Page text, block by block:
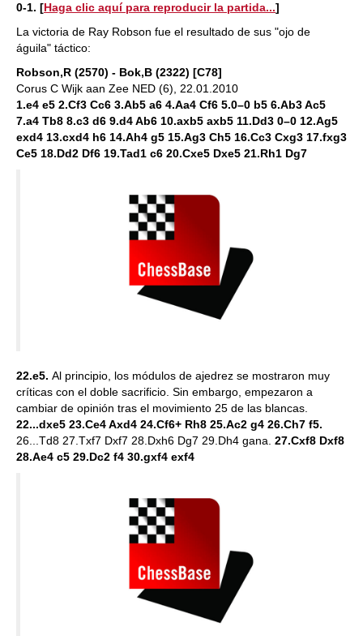
0-1. [Haga clic aquí para reproducir la partida...]
La victoria de Ray Robson fue el resultado de sus "ojo de
águila" táctico:
Robson,R (2570) - Bok,B (2322) [C78]
Corus C Wijk aan Zee NED (6), 22.01.2010
1.e4 e5 2.Cf3 Cc6 3.Ab5 a6 4.Aa4 Cf6 5.0–0 b5 6.Ab3 Ac5
7.a4 Tb8 8.c3 d6 9.d4 Ab6 10.axb5 axb5 11.Dd3 0–0 12.Ag5
exd4 13.cxd4 h6 14.Ah4 g5 15.Ag3 Ch5 16.Cc3 Cxg3 17.fxg3
Ce5 18.Dd2 Df6 19.Tad1 c6 20.Cxe5 Dxe5 21.Rh1 Dg7
22.e5. Al principio, los módulos de ajedrez se mostraron muy
críticas con el doble sacrificio. Sin embargo, empezaron a
cambiar de opinión tras el movimiento 25 de las blancas.
22...dxe5 23.Ce4 Axd4 24.Cf6+ Rh8 25.Ac2 g4 26.Ch7 f5.
26...Td8 27.Txf7 Dxf7 28.Dxh6 Dg7 29.Dh4 gana. 27.Cxf8 Dxf8
28.Ae4 c5 29.Dc2 f4 30.gxf4 exf4